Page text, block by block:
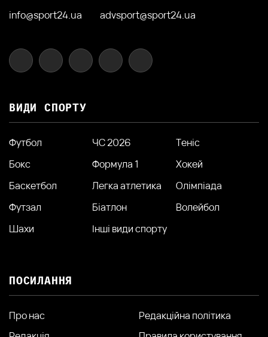
info@sport24.ua advsport@sport24.ua
ВИДИ СПОРТУ
Футбол ЧС 2026
Теніс
Бокс
Формула 1
Хокей
Баскетбол
Легка атлетика
Олімпіада
Футзал
Біатлон
Волейбол
Шахи
Інші види спорту
ПОСИЛАННЯ
Про нас
Редакційна політика